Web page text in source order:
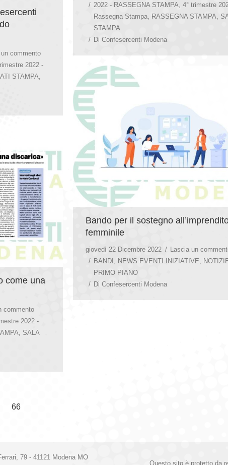
2022 - RASSEGNA STAMPA 4° trimestre
Rassegna Stampa
RASSEGNA STAMPA
STAMPA
Di Confesercenti Modena
un commento
2022 -
STAMPA
Bando per il sostegno
femminile
giovedì 22 Dicembre 2022
Lascia un
BANDI
NEWS EVENTI INIZIATIVE
PRIMO PIANO
Di Confesercenti Modena
come una
commento
2022 -
SALA
66
79 - 41121 Modena MO
Questo sito è protetto da